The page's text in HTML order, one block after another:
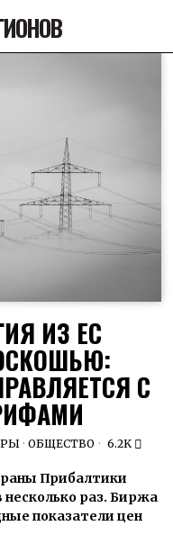
ИЗ ЕС
С
· ОБЩЕСТВО 6.2K
Прибалтики
несколько раз. Биржа
показатели цен